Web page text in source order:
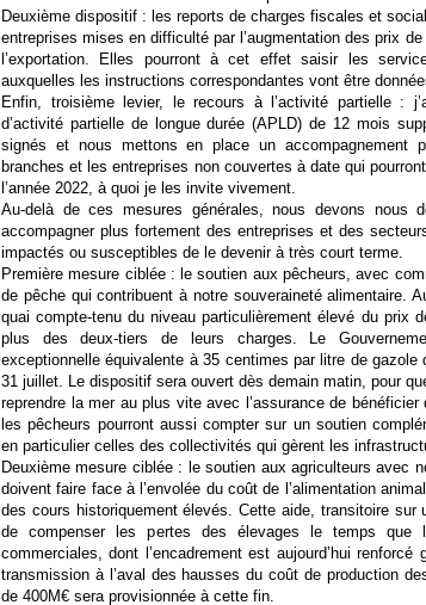
Deuxième dispositif : les reports de charges fiscales et
entreprises mises en difficulté par l’augmentation des prix
l’exportation. Elles pourront à cet effet saisir les
auxquelles les instructions correspondantes vont être
Enfin, troisième levier, le recours à l’activité partielle :
d’activité partielle de longue durée (APLD) de 12 mois
signés et nous mettons en place un accompagnement
branches et les entreprises non couvertes à date qui
l’année 2022, à quoi je les invite vivement.
Au-delà de ces mesures générales, nous devons nous
accompagner plus fortement des entreprises et des
impactés ou susceptibles de le devenir à très court terme.
Première mesure ciblée : le soutien aux pêcheurs, avec
de pêche qui contribuent à notre souveraineté alimentaire.
quai compte-tenu du niveau particulièrement élevé du prix
plus des deux-tiers de leurs charges. Le
exceptionnelle équivalente à 35 centimes par litre de gazole
31 juillet. Le dispositif sera ouvert dès demain matin, pour
reprendre la mer au plus vite avec l’assurance de
les pêcheurs pourront aussi compter sur un soutien
en particulier celles des collectivités qui gèrent les
Deuxième mesure ciblée : le soutien aux agriculteurs avec
doivent faire face à l’envolée du coût de l’alimentation
des cours historiquement élevés. Cette aide, transitoire sur
de compenser les pertes des élevages le temps que
commerciales, dont l’encadrement est aujourd’hui
transmission à l’aval des hausses du coût de production
de 400M€ sera provisionnée à cette fin.